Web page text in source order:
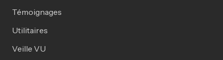
Témoignages
Utilitaires
Veille VU